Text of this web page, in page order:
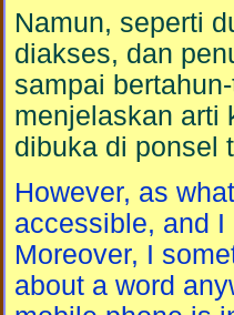
Namun, seperti
diakses, dan
sampai
menjelaskan arti
dibuka di ponsel
However, as
accessible, and
Moreover, I
about a word